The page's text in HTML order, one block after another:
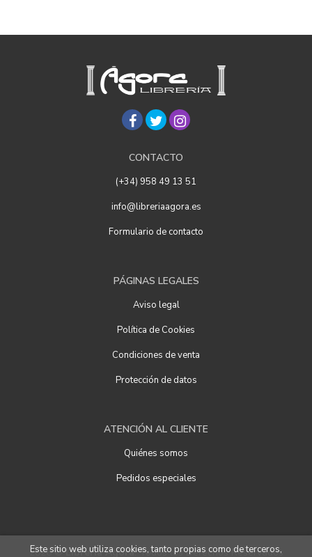
CONTACTO
(+34) 958 49 13 51
info@libreriaagora.es
Formulario de contacto
PÁGINAS LEGALES
Aviso legal
Política de Cookies
Condiciones de venta
Protección de datos
ATENCIÓN AL CLIENTE
Quiénes somos
Pedidos especiales
2026 ©Librería Ágora. Todos los Derechos Reservados
Este sitio web utiliza cookies, tanto propias como de terceros,